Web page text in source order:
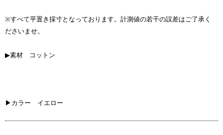
※すべて平置き採寸となっております。計測値の若干の誤差はご了承く
ださいませ。
▶素材 コットン
▶カラー イエロー